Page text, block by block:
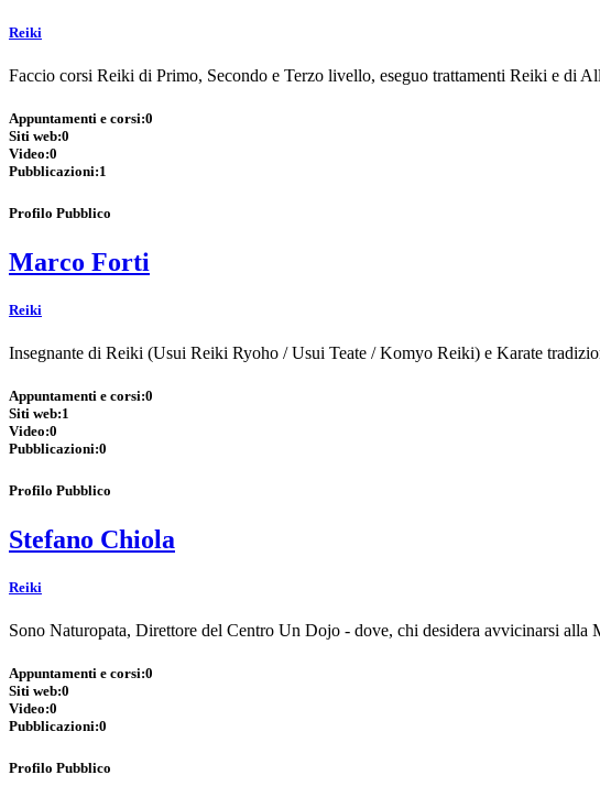
Reiki
Faccio corsi Reiki di Primo, Secondo e Terzo livello, eseguo trattamenti Reiki e di
Appuntamenti e corsi:0
Siti web:0
Video:0
Pubblicazioni:1
Profilo Pubblico
Marco Forti
Reiki
Insegnante di Reiki (Usui Reiki Ryoho / Usui Teate / Komyo Reiki) e Karate
Appuntamenti e corsi:0
Siti web:1
Video:0
Pubblicazioni:0
Profilo Pubblico
Stefano Chiola
Reiki
Sono Naturopata, Direttore del Centro Un Dojo - dove, chi desidera avvicinarsi
Appuntamenti e corsi:0
Siti web:0
Video:0
Pubblicazioni:0
Profilo Pubblico